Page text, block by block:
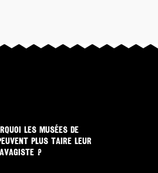
LES MUSÉES DE
PLUS TAIRE LEUR
?